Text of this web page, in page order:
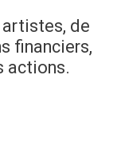
de
financiers,
actions.